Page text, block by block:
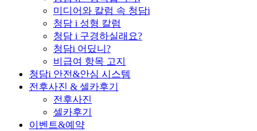
미디어와 칼럼 속 청담i
청담 i 성형 칼럼
청담 i 구경하실래요?
청담i 어딨니?
비급여 항목 고지
청담i 안전&안심 시스템
전후사진 & 셀카후기
전후사진
셀카후기
이벤트&예약